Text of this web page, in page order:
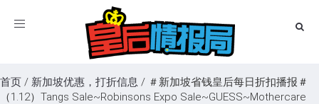
Toggle
首页 / 新加坡优惠，打折信息 / ＃新加坡省钱皇后每日折扣播报＃
（1.12）Tangs Sale~Robinsons Expo Sale~GUESS~Mothercare